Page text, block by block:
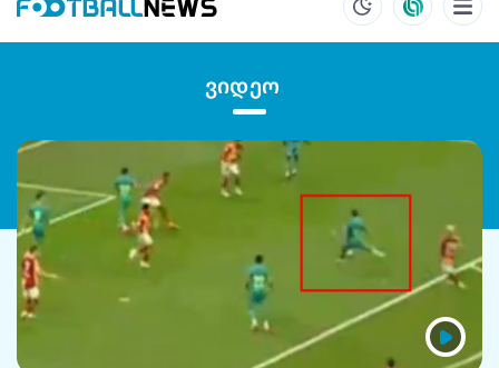
ვიდეო